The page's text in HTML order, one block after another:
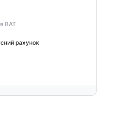
ВАТ
рахунок